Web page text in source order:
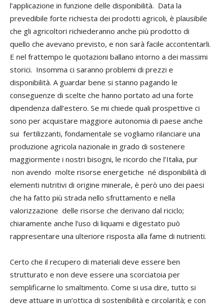
l’applicazione in funzione delle disponibilità. Data la
prevedibile forte richiesta dei prodotti agricoli, è plausibile
che gli agricoltori richiederanno anche più prodotto di
quello che avevano previsto, e non sarà facile accontentarli.
E nel frattempo le quotazioni ballano intorno a dei massimi
storici. Insomma ci saranno problemi di prezzi e
disponibilità. A guardar bene si stanno pagando le
conseguenze di scelte che hanno portato ad una forte
dipendenza dall’estero. Se mi chiede quali prospettive ci
sono per acquistare maggiore autonomia di paese anche
sui fertilizzanti, fondamentale se vogliamo rilanciare una
produzione agricola nazionale in grado di sostenere
maggiormente i nostri bisogni, le ricordo che l’Italia, pur
non avendo molte risorse energetiche né disponibilità di
elementi nutritivi di origine minerale, è però uno dei paesi
che ha fatto più strada nello sfruttamento e nella
valorizzazione delle risorse che derivano dal riciclo;
chiaramente anche l’uso di liquami e digestato può
rappresentare una ulteriore risposta alla fame di nutrienti.
Certo che il recupero di materiali deve essere ben
strutturato e non deve essere una scorciatoia per
semplificarne lo smaltimento. Come si usa dire, tutto si
deve attuare in un’ottica di sostenibilità e circolarità; e con